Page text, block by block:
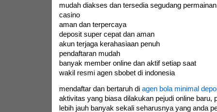
mudah diakses dan tersedia segudang
casino
aman dan terpercaya
deposit super cepat dan aman
akun terjaga kerahasiaan penuh
pendaftaran mudah
banyak member online dan aktif setiap saat
wakil resmi agen sbobet di indonesia
mendaftar dan bertaruh di agen bola minimal
aktivitas yang biasa dilakukan pejudi online baru,
lebih jauh banyak sekali seharusnya yang anda